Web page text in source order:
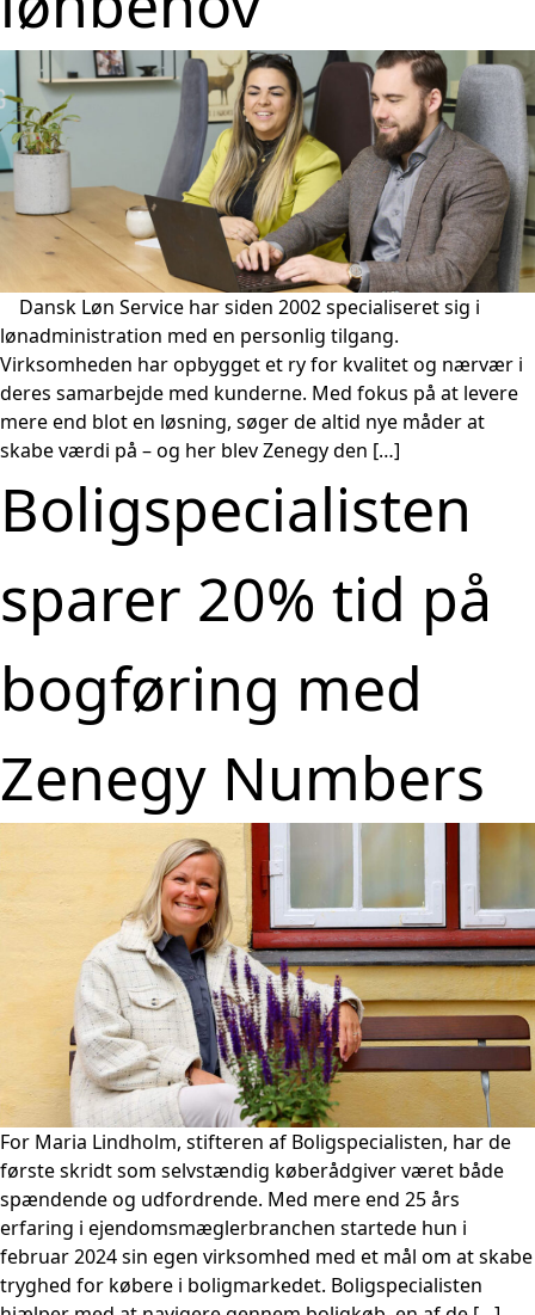
Dansk Løn Service har siden 2002 specialiseret sig i
lønadministration med en personlig tilgang.
Virksomheden har opbygget et ry for kvalitet og nærvær i
deres samarbejde med kunderne. Med fokus på at levere
mere end blot en løsning, søger de altid nye måder at
skabe værdi på – og her blev Zenegy den […]
Boligspecialisten
sparer 20% tid på
bogføring med
Zenegy Numbers
For Maria Lindholm, stifteren af Boligspecialisten, har de
første skridt som selvstændig køberådgiver været både
spændende og udfordrende. Med mere end 25 års
erfaring i ejendomsmæglerbranchen startede hun i
februar 2024 sin egen virksomhed med et mål om at skabe
tryghed for købere i boligmarkedet. Boligspecialisten